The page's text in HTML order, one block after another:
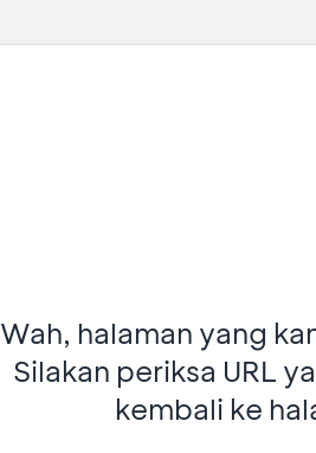
Wah, halaman yang
Silakan periksa URL
kembali ke